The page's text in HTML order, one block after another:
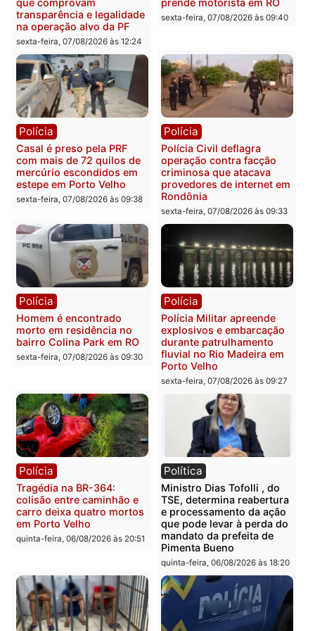
Você também vai querer ler...
Polícia
2 MILHÕES – Unnesa
apresenta documentos
que comprovam
transparência e legalidade
na operação alvo da PF
Polícia
Polícia Federal apreende
400 quilos de drogas e
prende motorista em RO
sexta-feira, 07/08/2026 às
Polícia
Casal é preso pela PRF
com mais de 72 quilos de
sexta-feira, 07/08/2026 às 09:38
Polícia
Polícia Civil deflagra
operação contra facção
criminosa que atacava
provedores de internet
Rondônia
sexta-feira, 07/08/2026 às
Polícia
Homem é encontrado
morto em residência no
Polícia
Polícia Militar apreende
explosivos e
durante patrulhamento
fluvial no Rio Madeira em
Porto Velho
sexta-feira, 07/08/2026 às